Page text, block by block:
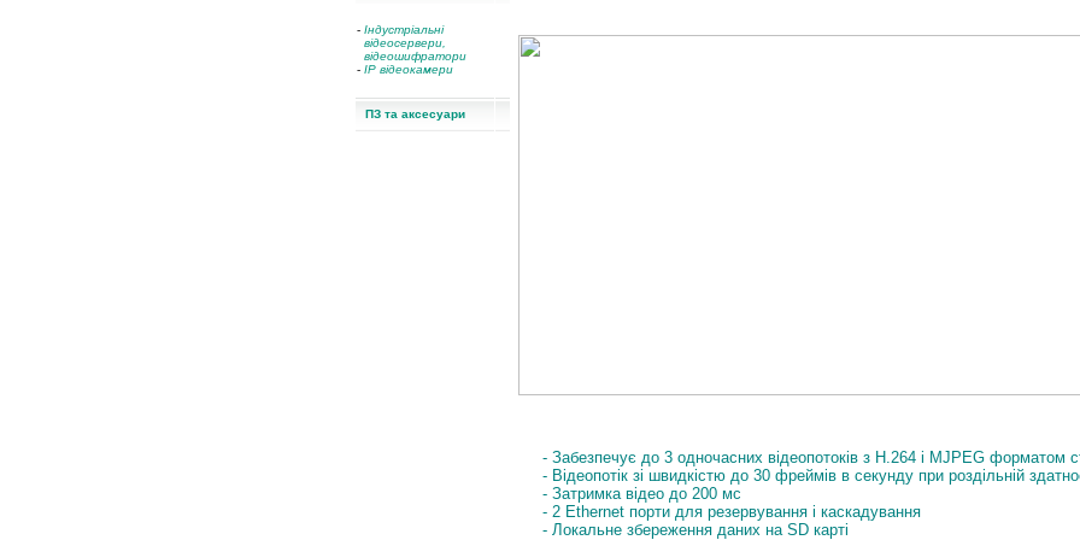
- Індустріальні
відеосервери,
відеошифратори
- IP відеокамери
ПЗ та аксесуари
- Забезпечує до 3 одночасних відеопотоків з H.264 і MJPEG форматом
- Відеопотік зі швидкістю до 30 фреймів в секунду при роздільній
- Затримка відео до 200 мс
- 2 Ethernet порти для резервування і каскадування
- Локальне збереження даних на SD карті